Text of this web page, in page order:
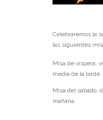
Celebraremos la
las siguientes
Misa de víspera,
media de la tarde.
Misa del sábado,
mañana.